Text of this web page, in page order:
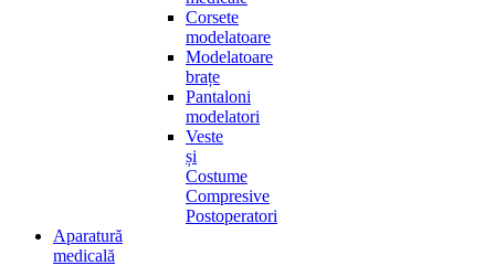
Corsete
modelatoare
Modelatoare
brațe
Pantaloni
modelatori
Veste
și
Costume
Compresive
Postoperatori
Aparatură
medicală